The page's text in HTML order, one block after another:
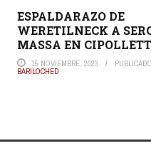
ESPALDARAZO DE
WERETILNECK A
MASSA EN
15 NOVIEMBRE, 2023
BARILOCHED